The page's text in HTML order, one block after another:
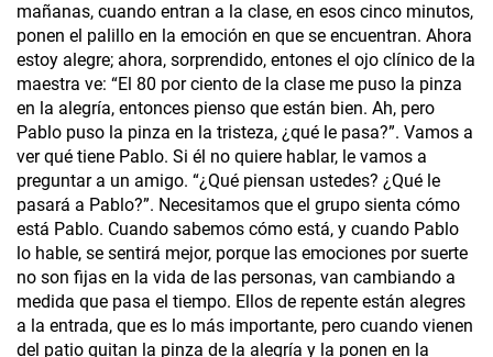
mañanas, cuando entran a la clase, en esos cinco minutos,
ponen el palillo en la emoción en que se encuentran. Ahora
estoy alegre; ahora, sorprendido, entones el ojo clínico de la
maestra ve: “El 80 por ciento de la clase me puso la pinza
en la alegría, entonces pienso que están bien. Ah, pero
Pablo puso la pinza en la tristeza, ¿qué le pasa?”. Vamos a
ver qué tiene Pablo. Si él no quiere hablar, le vamos a
preguntar a un amigo. “¿Qué piensan ustedes? ¿Qué le
pasará a Pablo?”. Necesitamos que el grupo sienta cómo
está Pablo. Cuando sabemos cómo está, y cuando Pablo
lo hable, se sentirá mejor, porque las emociones por suerte
no son fijas en la vida de las personas, van cambiando a
medida que pasa el tiempo. Ellos de repente están alegres
a la entrada, que es lo más importante, pero cuando vienen
del patio quitan la pinza de la alegría y la ponen en la